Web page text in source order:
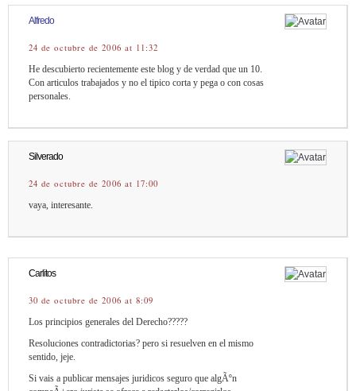
Alfredo
24 de octubre de 2006 at 11:32
He descubierto recientemente este blog y de verdad que un 10.
Con articulos trabajados y no el tipico corta y pega o con cosas
personales.
Silverado
24 de octubre de 2006 at 17:00
vaya, interesante.
Carlitos
30 de octubre de 2006 at 8:09
Los principios generales del Derecho?????
Resoluciones contradictorias? pero si resuelven en el mismo
sentido, jeje.
Si vais a publicar mensajes juridicos seguro que algÃºn